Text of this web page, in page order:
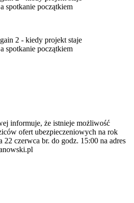
informuje, że istnieje możliwość
ofert ubezpieczeniowych na rok
czerwca br. do godz. 15:00 na adres